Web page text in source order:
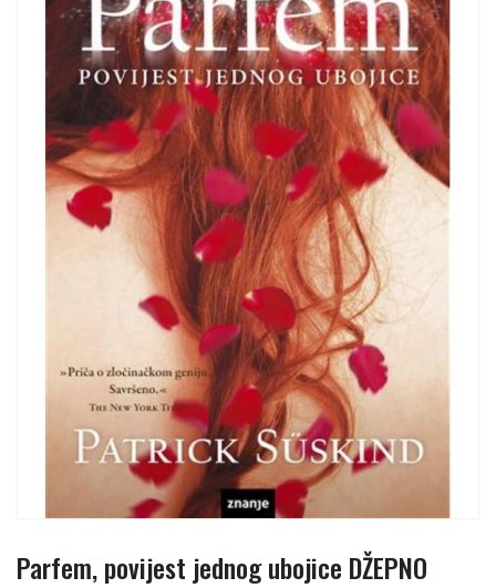
Parfem, povijest jednog ubojice DŽEPNO